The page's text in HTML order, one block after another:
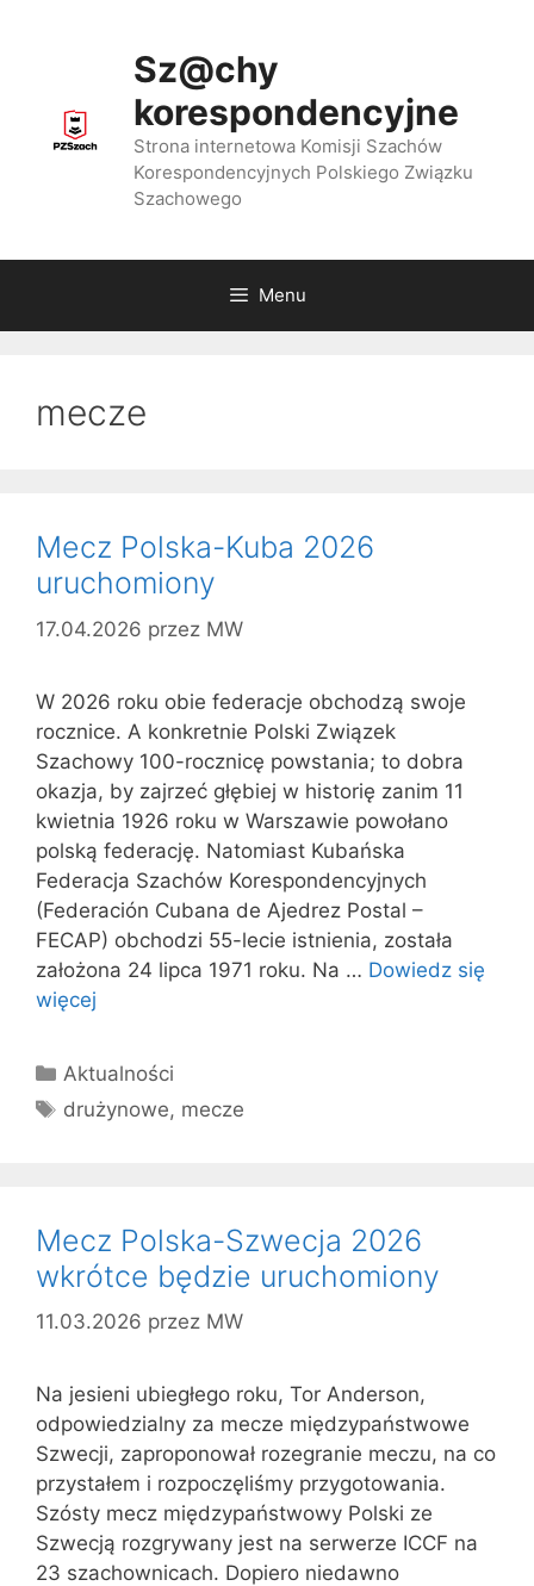
Sz@chy
korespondencyjne
Strona internetowa Komisji Szachów
Korespondencyjnych Polskiego Związku
Szachowego
Menu
mecze
Mecz Polska-Kuba 2026
uruchomiony
17.04.2026 przez MW
W 2026 roku obie federacje obchodzą swoje
rocznice. A konkretnie Polski Związek
Szachowy 100-rocznicę powstania; to dobra
okazja, by zajrzeć głębiej w historię zanim 11
kwietnia 1926 roku w Warszawie powołano
polską federację. Natomiast Kubańska
Federacja Szachów Korespondencyjnych
(Federación Cubana de Ajedrez Postal –
FECAP) obchodzi 55-lecie istnienia, została
założona 24 lipca 1971 roku. Na … Dowiedz się
więcej
Kategorie
Aktualności
Tagi
drużynowe, mecze
Mecz Polska-Szwecja 2026
wkrótce będzie uruchomiony
11.03.2026 przez MW
Na jesieni ubiegłego roku, Tor Anderson,
odpowiedzialny za mecze międzypaństwowe
Szwecji, zaproponował rozegranie meczu, na co
przystałem i rozpoczęliśmy przygotowania.
Szósty mecz międzypaństwowy Polski ze
Szwecją rozgrywany jest na serwerze ICCF na
23 szachownicach. Dopiero niedawno